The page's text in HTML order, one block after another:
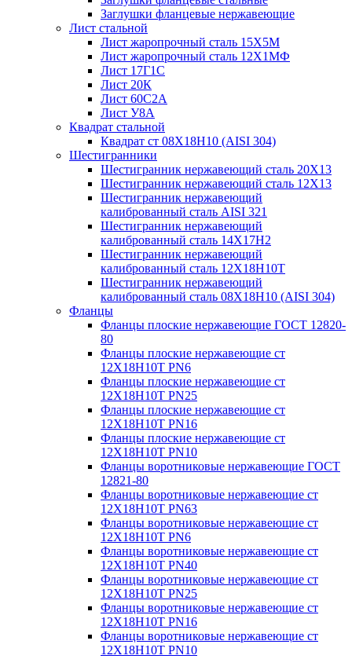
Заглушки фланцевые нержавеющие
Лист стальной
Лист жаропрочный сталь 15Х5М
Лист жаропрочный сталь 12Х1МФ
Лист 17Г1С
Лист 20К
Лист 60С2А
Лист У8А
Квадрат стальной
Квадрат ст 08Х18Н10 (AISI 304)
Шестигранники
Шестигранник нержавеющий сталь 20Х13
Шестигранник нержавеющий сталь 12Х13
Шестигранник нержавеющий
калиброванный сталь AISI 321
Шестигранник нержавеющий
калиброванный сталь 14Х17Н2
Шестигранник нержавеющий
калиброванный сталь 12Х18Н10Т
Шестигранник нержавеющий
калиброванный сталь 08Х18Н10 (AISI 304)
Фланцы
Фланцы плоские нержавеющие ГОСТ 12820-
80
Фланцы плоские нержавеющие ст
12Х18Н10Т PN6
Фланцы плоские нержавеющие ст
12Х18Н10Т PN25
Фланцы плоские нержавеющие ст
12Х18Н10Т PN16
Фланцы плоские нержавеющие ст
12Х18Н10Т PN10
Фланцы воротниковые нержавеющие ГОСТ
12821-80
Фланцы воротниковые нержавеющие ст
12Х18Н10Т PN63
Фланцы воротниковые нержавеющие ст
12Х18Н10Т PN6
Фланцы воротниковые нержавеющие ст
12Х18Н10Т PN40
Фланцы воротниковые нержавеющие ст
12Х18Н10Т PN25
Фланцы воротниковые нержавеющие ст
12Х18Н10Т PN16
Фланцы воротниковые нержавеющие ст
12Х18Н10Т PN10